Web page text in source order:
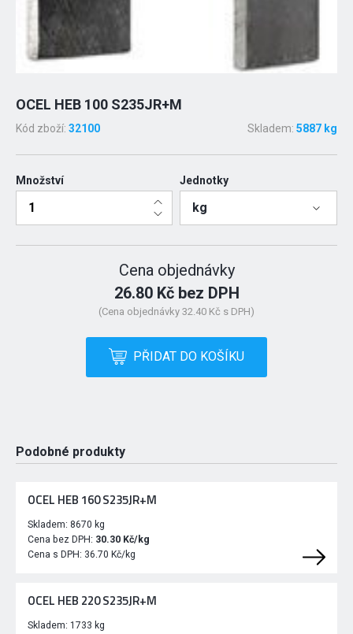
OCEL HEB 100 S235JR+M
Kód zboží: 32100 Skladem: 5887 kg
Množství Jednotky
kg
Cena objednávky
26.80 Kč bez DPH
(Cena objednávky 32.40 Kč s DPH)
PŘIDAT DO KOŠÍKU
Podobné produkty
OCEL HEB 160 S235JR+M
Skladem: 8670 kg
Cena bez DPH: 30.30 Kč/kg
Cena s DPH: 36.70 Kč/kg
OCEL HEB 220 S235JR+M
Skladem: 1733 kg